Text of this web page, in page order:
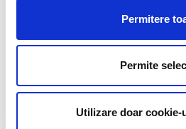
Permitere
Permite
Utilizare doar cookie-
face munca să conteze și să
în business.
OFERĂ
TRANSPARENȚĂ
COMUNICARE